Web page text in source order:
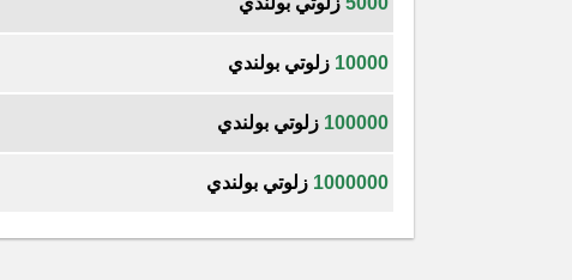
10000 زلوتي بولندي
100000 زلوتي بولندي
1000000 زلوتي بولندي